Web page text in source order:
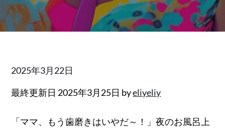
Posted
2025年3月22日
最終更新日 2025年3月25日 byeliyeliy
「ママ、もう歯磨きはいやだ～！」夜のお風呂上